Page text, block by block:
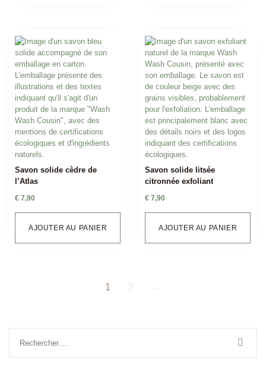
Savon solide cèdre de
l’Atlas
€ 7,90
AJOUTER AU PANIER
Savon solide litsée
citronnée exfoliant
€ 7,90
AJOUTER AU PANIER
1 2 →